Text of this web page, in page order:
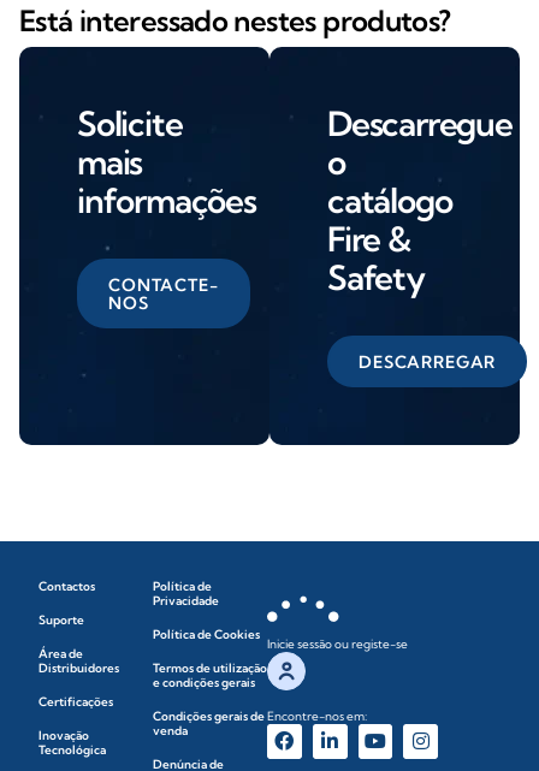
Está interessado nestes produtos?
Solicite
mais
informações
CONTACTE-
NOS
Descarregue
o
catálogo
Fire &
Safety
DESCARREGAR
Contactos
Suporte
Área de
Distribuidores
Certificações
Inovação
Tecnológica
Política de
Privacidade
Política de Cookies
Termos de utilização
e condições gerais
Condições gerais de
venda
Denúncia de
Inicie sessão ou registe-se
Encontre-nos em: